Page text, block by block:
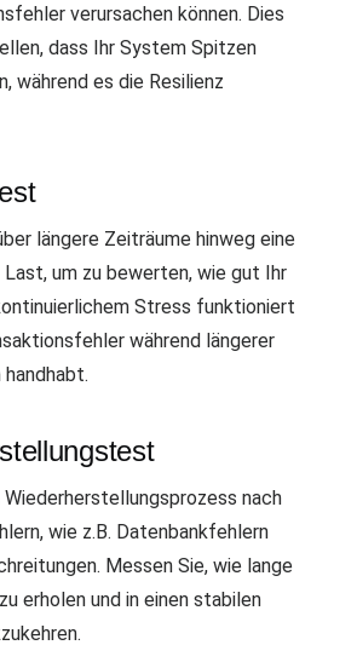
verursachen können. Dies
dass Ihr System Spitzen
während es die Resilienz
längere Zeiträume hinweg eine
Last, um zu bewerten, wie gut Ihr
Stress funktioniert
während längerer
nach
wie z.B. Datenbankfehlern
Messen Sie, wie lange
erholen und in einen stabilen